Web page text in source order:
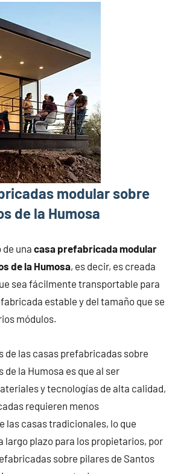
modular sobre
de la Humosa
de una casa prefabricada modular
de la Humosa, es decir, es creada
sea fácilmente transportable para
estable y del tamaño que se
módulos.
de las casas prefabricadas sobre
de la Humosa es que al ser
y tecnologías de alta calidad,
requieren menos
las casas tradicionales, lo que
largo plazo para los propietarios, por
sobre pilares de Santos